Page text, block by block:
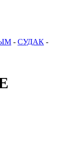
- СУДАК -